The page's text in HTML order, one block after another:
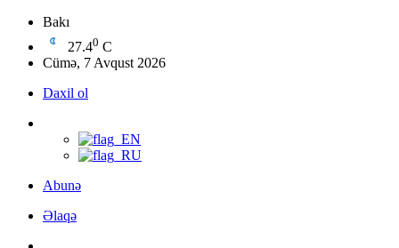
Bakı
27.40 C
Cümə, 7 Avqust 2026
Daxil ol
Abunə
Əlaqə